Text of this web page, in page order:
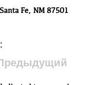
Fe, NM 87501